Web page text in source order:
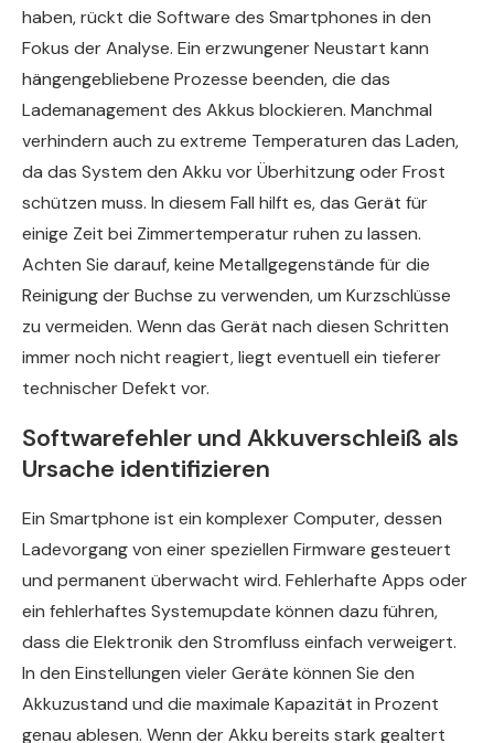
haben, rückt die Software des Smartphones in den
Fokus der Analyse. Ein erzwungener Neustart kann
hängengebliebene Prozesse beenden, die das
Lademanagement des Akkus blockieren. Manchmal
verhindern auch zu extreme Temperaturen das Laden,
da das System den Akku vor Überhitzung oder Frost
schützen muss. In diesem Fall hilft es, das Gerät für
einige Zeit bei Zimmertemperatur ruhen zu lassen.
Achten Sie darauf, keine Metallgegenstände für die
Reinigung der Buchse zu verwenden, um Kurzschlüsse
zu vermeiden. Wenn das Gerät nach diesen Schritten
immer noch nicht reagiert, liegt eventuell ein tieferer
technischer Defekt vor.
Softwarefehler und Akkuverschleiß als
Ursache identifizieren
Ein Smartphone ist ein komplexer Computer, dessen
Ladevorgang von einer speziellen Firmware gesteuert
und permanent überwacht wird. Fehlerhafte Apps oder
ein fehlerhaftes Systemupdate können dazu führen,
dass die Elektronik den Stromfluss einfach verweigert.
In den Einstellungen vieler Geräte können Sie den
Akkuzustand und die maximale Kapazität in Prozent
genau ablesen. Wenn der Akku bereits stark gealtert